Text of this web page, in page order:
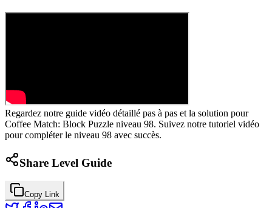
Regardez notre guide vidéo détaillé pas à pas et la solution pour
Coffee Match: Block Puzzle niveau 98. Suivez notre tutoriel vidéo
pour compléter le niveau 98 avec succès.
Share Level Guide
Copy Link